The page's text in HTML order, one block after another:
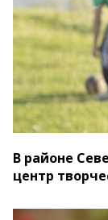
В районе
центр